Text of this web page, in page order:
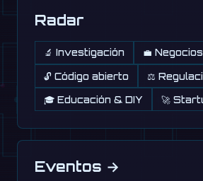
Radar
🔬 Investigación 💼 Negocios
🔓 Código abierto ⚖️
🎓 Educación & DIY 🚀
Eventos →